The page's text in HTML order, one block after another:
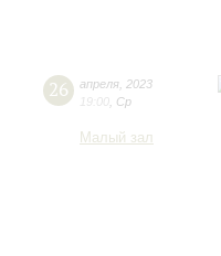
26 апреля 2023
19:00 Ср
Малый зал